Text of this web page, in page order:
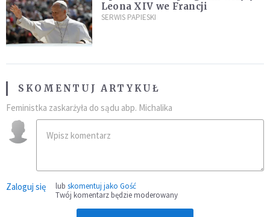
Leona XIV we Francji
SERWIS PAPIESKI
SKOMENTUJ ARTYKUŁ
Feministka zaskarżyła do sądu abp. Michalika
Zaloguj się lub skomentuj jako Gość
Twój komentarz będzie moderowany